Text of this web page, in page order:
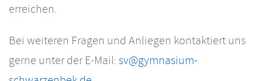
erreichen.
Bei weiteren Fragen und Anliegen kontaktiert uns
gerne unter der E-Mail:sv@gymnasium-